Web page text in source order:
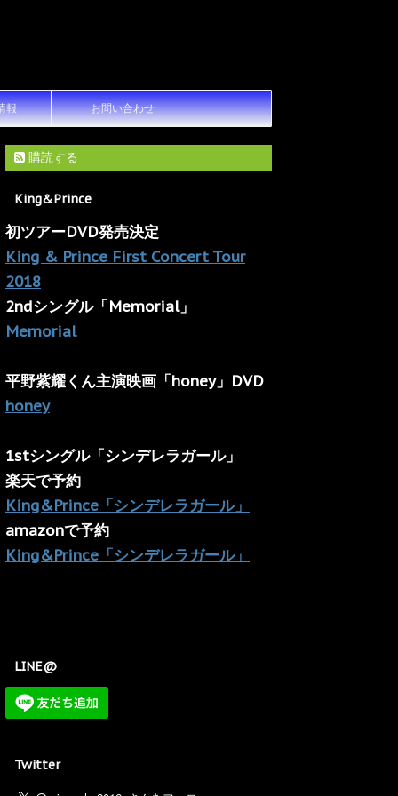
報 お問い合わせ
購読する
King&Prince
初ツアーDVD発売決定
King & Prince First Concert Tour
2018
2ndシングル「Memorial」
Memorial
平野紫耀くん主演映画「honey」DVD
honey
1stシングル「シンデレラガール」
楽天で予約
King&Prince「シンデレラガール」
amazonで予約
King&Prince「シンデレラガール」
LINE@
Twitter